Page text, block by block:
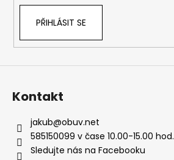
ý
p
PŘIHLÁSIT SE
Kontakt
jakub@obuv.net
585150099 v čase 10.00-15.00 hod.
Sledujte nás na Facebooku